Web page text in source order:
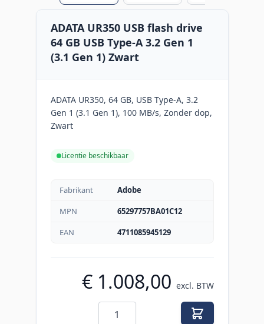
ADATA UR350 USB flash drive
64 GB USB Type-A 3.2 Gen 1
(3.1 Gen 1) Zwart
ADATA UR350, 64 GB, USB Type-A, 3.2
Gen 1 (3.1 Gen 1), 100 MB/s, Zonder dop,
Zwart
Licentie beschikbaar
Fabrikant
Adobe
MPN
65297757BA01C12
EAN
4711085945129
€ 1.008,00 excl. BTW
Aantal